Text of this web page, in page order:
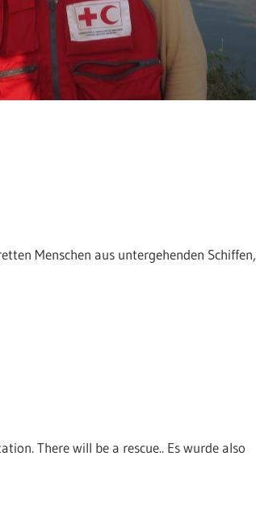
Menschen aus untergehenden Schiffen,
There will be a rescue.. Es wurde also